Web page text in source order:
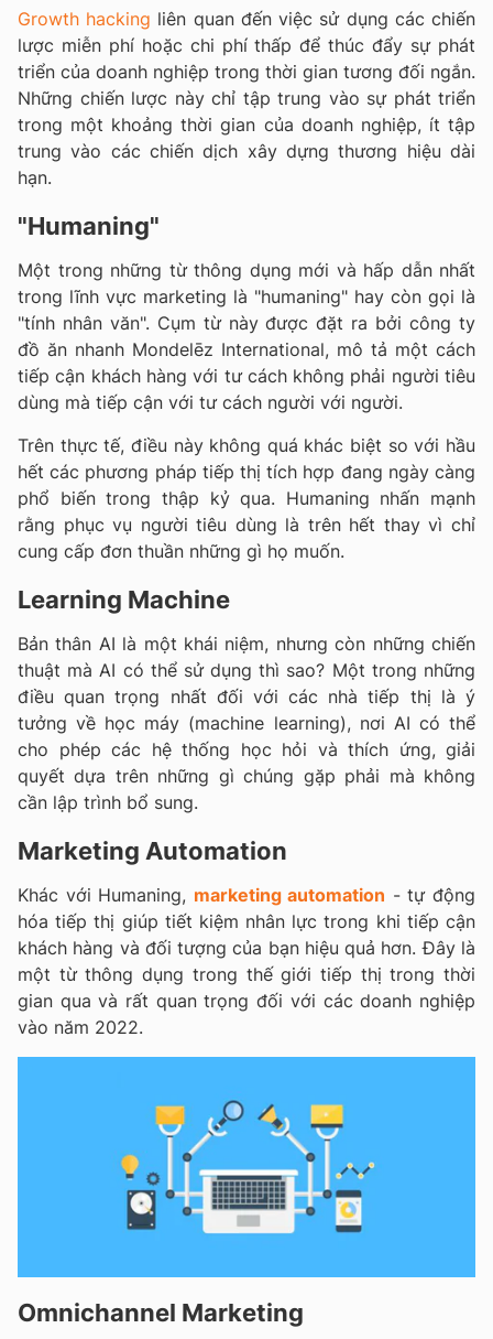
Growth hacking liên quan đến việc sử dụng các chiến
lược miễn phí hoặc chi phí thấp để thúc đẩy sự phát
triển của doanh nghiệp trong thời gian tương đối ngắn.
Những chiến lược này chỉ tập trung vào sự phát triển
trong một khoảng thời gian của doanh nghiệp, ít tập
trung vào các chiến dịch xây dựng thương hiệu dài
hạn.
"Humaning"
Một trong những từ thông dụng mới và hấp dẫn nhất
trong lĩnh vực marketing là "humaning" hay còn gọi là
"tính nhân văn". Cụm từ này được đặt ra bởi công ty
đồ ăn nhanh Mondelēz International, mô tả một cách
tiếp cận khách hàng với tư cách không phải người tiêu
dùng mà tiếp cận với tư cách người với người.
Trên thực tế, điều này không quá khác biệt so với hầu
hết các phương pháp tiếp thị tích hợp đang ngày càng
phổ biến trong thập kỷ qua. Humaning nhấn mạnh
rằng phục vụ người tiêu dùng là trên hết thay vì chỉ
cung cấp đơn thuần những gì họ muốn.
Learning Machine
Bản thân AI là một khái niệm, nhưng còn những chiến
thuật mà AI có thể sử dụng thì sao? Một trong những
điều quan trọng nhất đối với các nhà tiếp thị là ý
tưởng về học máy (machine learning), nơi AI có thể
cho phép các hệ thống học hỏi và thích ứng, giải
quyết dựa trên những gì chúng gặp phải mà không
cần lập trình bổ sung.
Marketing Automation
Khác với Humaning, marketing automation - tự động
hóa tiếp thị giúp tiết kiệm nhân lực trong khi tiếp cận
khách hàng và đối tượng của bạn hiệu quả hơn. Đây là
một từ thông dụng trong thế giới tiếp thị trong thời
gian qua và rất quan trọng đối với các doanh nghiệp
vào năm 2022.
Omnichannel Marketing